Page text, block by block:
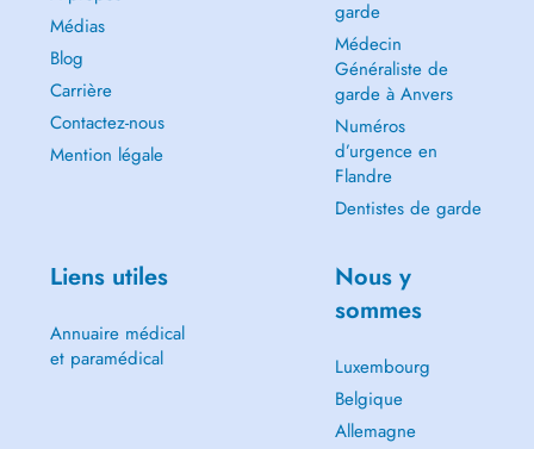
Médias
Blog
Carrière
Contactez-nous
Mention légale
garde
Médecin
Généraliste de
garde à Anvers
Numéros
d’urgence en
Flandre
Dentistes de garde
Liens utiles
Annuaire médical
et paramédical
Nous y
sommes
Luxembourg
Belgique
Allemagne